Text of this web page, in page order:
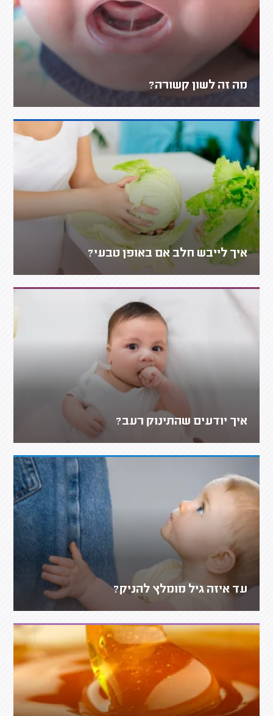
מה זה לשון קשורה?
איך לייבש חלב אם באופן טבעי?
איך יודעים שהתינוק רעב?
עד איזה גיל מומלץ להניק?